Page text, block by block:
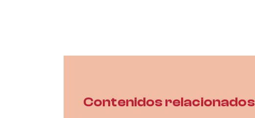
Contenidos relacionados